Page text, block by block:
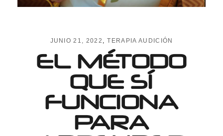
JUNIO 21, 2022 TERAPIA AUDICIÓN
EL MÉTODO
QUE SÍ
FUNCIONA
PARA